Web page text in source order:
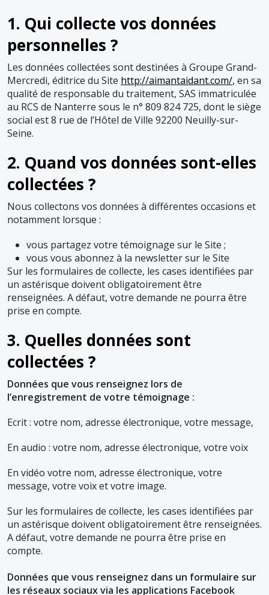
1. Qui collecte vos données
personnelles ?
Les données collectées sont destinées à Groupe Grand-
Mercredi, éditrice du Site http://aimantaidant.com/, en sa
qualité de responsable du traitement, SAS immatriculée
au RCS de Nanterre sous le n° 809 824 725, dont le siège
social est 8 rue de l’Hôtel de Ville 92200 Neuilly-sur-
Seine.
2. Quand vos données sont-elles
collectées ?
Nous collectons vos données à différentes occasions et
notamment lorsque :
vous partagez votre témoignage sur le Site ;
vous vous abonnez à la newsletter sur le Site
Sur les formulaires de collecte, les cases identifiées par
un astérisque doivent obligatoirement être
renseignées. A défaut, votre demande ne pourra être
prise en compte.
3. Quelles données sont
collectées ?
Données que vous renseignez lors de
l’enregistrement de votre témoignage :
Ecrit : votre nom, adresse électronique, votre message,
En audio : votre nom, adresse électronique, votre voix
En vidéo votre nom, adresse électronique, votre
message, votre voix et votre image.
Sur les formulaires de collecte, les cases identifiées par
un astérisque doivent obligatoirement être renseignées.
A défaut, votre demande ne pourra être prise en
compte.
Données que vous renseignez dans un formulaire sur
les réseaux sociaux via les applications Facebook